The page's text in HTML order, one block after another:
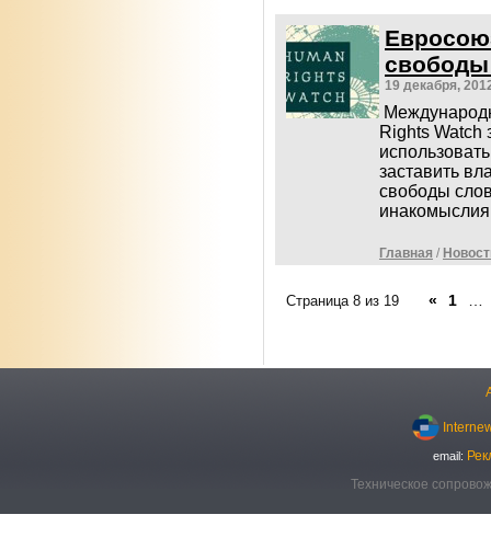
свободы
19 декабря,
Rights Watch
заставить
свободы
Главная /
Страница 8 из 19 « 1
email:
Техническое